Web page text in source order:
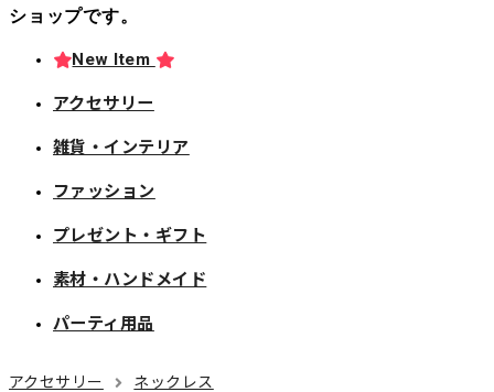
New Item
アクセサリー
雑貨・インテリア
ファッション
プレゼント・ギフト
素材・ハンドメイド
パーティ用品
アクセサリー ネックレス